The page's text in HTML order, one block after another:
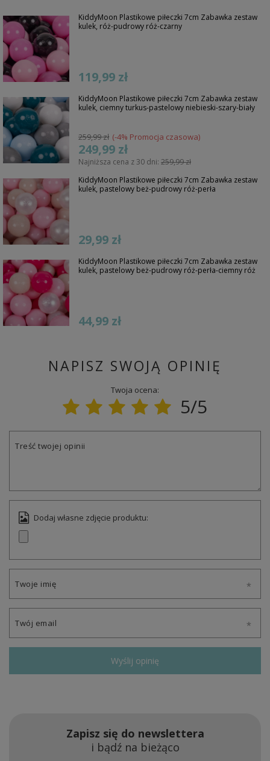
KiddyMoon Plastikowe piłeczki 7cm Zabawka zestaw
kulek, róż-pudrowy róż-czarny
119,99 zł
KiddyMoon Plastikowe piłeczki 7cm Zabawka zestaw
kulek, ciemny turkus-pastelowy niebieski-szary-biały
259,99 zł (-4% Promocja czasowa)
249,99 zł
Najniższa cena z 30 dni: 259,99 zł
KiddyMoon Plastikowe piłeczki 7cm Zabawka zestaw
kulek, pastelowy beż-pudrowy róż-perła
29,99 zł
KiddyMoon Plastikowe piłeczki 7cm Zabawka zestaw
kulek, pastelowy beż-pudrowy róż-perła-ciemny róż
44,99 zł
NAPISZ SWOJĄ OPINIĘ
Twoja ocena:
5/5
Treść twojej opinii
Dodaj własne zdjęcie produktu:
Twoje imię
Twój email
Wyślij opinię
Zapisz się do newslettera
i bądź na bieżąco